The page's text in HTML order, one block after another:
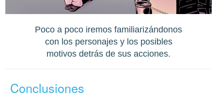
Poco a poco iremos familiarizándonos
con los personajes y los posibles
motivos detrás de sus acciones.
Conclusiones